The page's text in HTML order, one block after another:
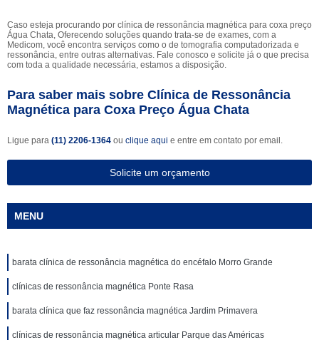
Caso esteja procurando por clínica de ressonância magnética para coxa preço
Água Chata, Oferecendo soluções quando trata-se de exames, com a
Medicom, você encontra serviços como o de tomografia computadorizada e
ressonância, entre outras alternativas. Fale conosco e solicite já o que precisa
com toda a qualidade necessária, estamos a disposição.
Para saber mais sobre Clínica de Ressonância
Magnética para Coxa Preço Água Chata
Ligue para (11) 2206-1364 ou clique aqui e entre em contato por email.
Solicite um orçamento
MENU
barata clínica de ressonância magnética do encéfalo Morro Grande
clínicas de ressonância magnética Ponte Rasa
barata clínica que faz ressonância magnética Jardim Primavera
clínicas de ressonância magnética articular Parque das Américas